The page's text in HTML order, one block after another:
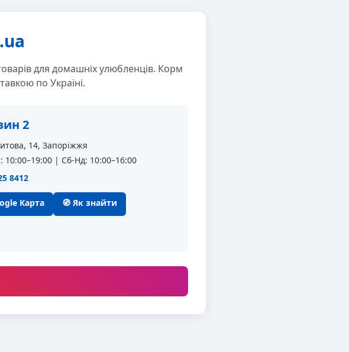
для домашніх улюбленців. Корм
по Україні.
2
14, Запоріжжя
10:00–19:00 | Сб-Нд: 10:00–16:00
8412
Карта 🧭 Як знайти